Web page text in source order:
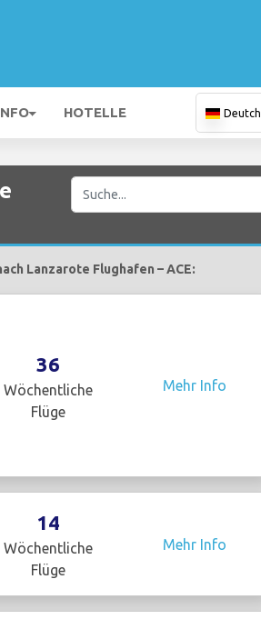
HOTELLE Deutch
Lanzarote Flughafen – ACE:
36
Wöchentliche
Flüge
Mehr Info
14
Wöchentliche
Flüge
Mehr Info